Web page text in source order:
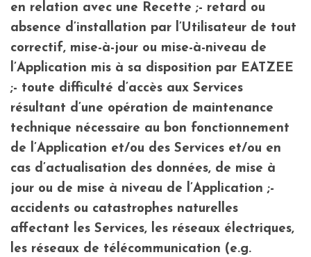
en relation avec une Recette ;- retard ou
absence d’installation par l’Utilisateur de tout
correctif, mise-à-jour ou mise-à-niveau de
l’Application mis à sa disposition par EATZEE
;- toute difficulté d’accès aux Services
résultant d’une opération de maintenance
technique nécessaire au bon fonctionnement
de l’Application et/ou des Services et/ou en
cas d’actualisation des données, de mise à
jour ou de mise à niveau de l’Application ;-
accidents ou catastrophes naturelles
affectant les Services, les réseaux électriques,
les réseaux de télécommunication (e.g.